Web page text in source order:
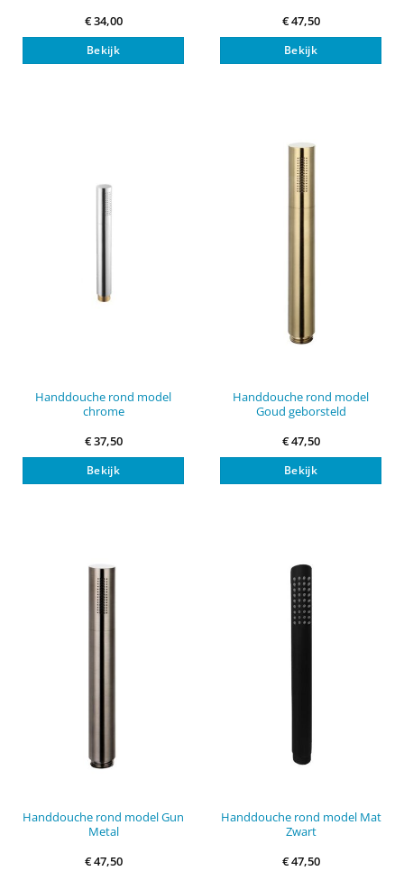
€34,00
Bekijk
€47,50
Bekijk
Handdouche rond model
chrome
€37,50
Bekijk
Handdouche rond model
Goud geborsteld
€47,50
Bekijk
Handdouche rond model Gun
Metal
€47,50
Handdouche rond model Mat
Zwart
€47,50